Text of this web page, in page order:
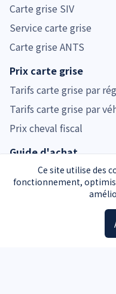
Ce site utilise des
fonctionnement,
Carte grise SIV
Service carte grise
Carte grise ANTS
Prix carte grise
Tarifs carte grise par
Tarifs carte grise par
Prix cheval fiscal
Guide d'achat
Guide voiture
Guide moto d'occasion
Guide voiture